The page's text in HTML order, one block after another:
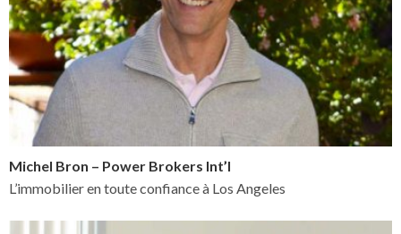
Michel Bron – Power Brokers Int’l
L’immobilier en toute confiance à Los Angeles